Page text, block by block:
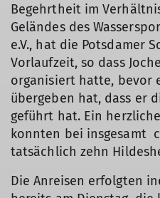
Begehrtheit im
Geländes des
e.V., hat die Potsdamer
Vorlaufzeit, so dass
organisiert hatte, bevor
übergeben hat, dass er
geführt hat. Ein
konnten bei insgesamt
tatsächlich zehn
Die Anreisen erfolgten